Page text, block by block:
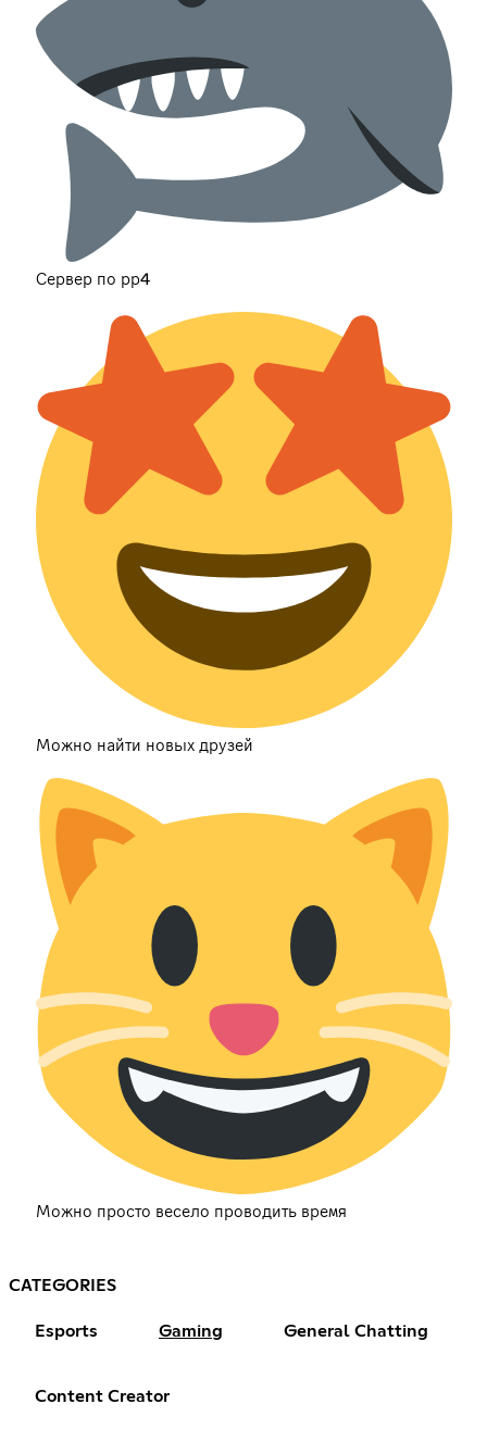
Сервер по рр4
Можно найти новых друзей
Можно просто весело проводить время
CATEGORIES
Esports Gaming General Chatting
Content Creator